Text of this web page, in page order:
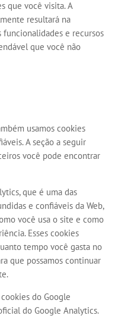
que você visita. A
resultará na
e recursos
que você não
usamos cookies
A seção a seguir
você pode encontrar
que é uma das
e confiáveis ​​da Web,
você usa o site e como
Esses cookies
tempo você gasta no
que possamos continuar
do Google
do Google Analytics.